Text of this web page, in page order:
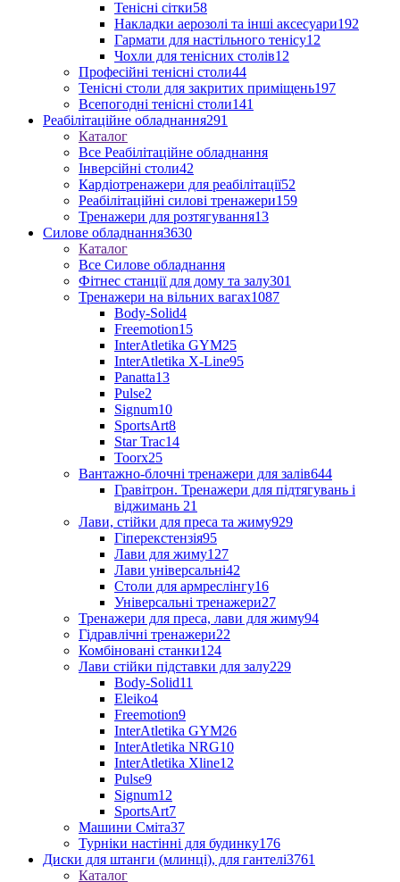
Тенісні сітки58
Накладки аерозолі та інші аксесуари192
Гармати для настільного тенісу12
Чохли для тенісних столів12
Професійні тенісні столи44
Тенісні столи для закритих приміщень197
Всепогодні тенісні столи141
Реабілітаційне обладнання291
Каталог
Все Реабілітаційне обладнання
Інверсійні столи42
Кардіотренажери для реабілітації52
Реабілітаційні силові тренажери159
Тренажери для розтягування13
Силове обладнання3630
Каталог
Все Силове обладнання
Фітнес станції для дому та залу301
Тренажери на вільних вагах1087
Body-Solid4
Freemotion15
InterAtletika GYM25
InterAtletika X-Line95
Panatta13
Pulse2
Signum10
SportsArt8
Star Trac14
Toorx25
Вантажно-блочні тренажери для залів644
Гравітрон. Тренажери для підтягувань і
віджимань 21
Лави, стійки для преса та жиму929
Гіперекстензія95
Лави для жиму127
Лави універсальні42
Столи для армреслінгу16
Універсальні тренажери27
Тренажери для преса, лави для жиму94
Гідравлічні тренажери22
Комбіновані станки124
Лави стійки підставки для залу229
Body-Solid11
Eleiko4
Freemotion9
InterAtletika GYM26
InterAtletika NRG10
InterAtletika Xline12
Pulse9
Signum12
SportsArt7
Машини Сміта37
Турніки настінні для будинку176
Диски для штанги (млинці), для гантелі3761
Каталог